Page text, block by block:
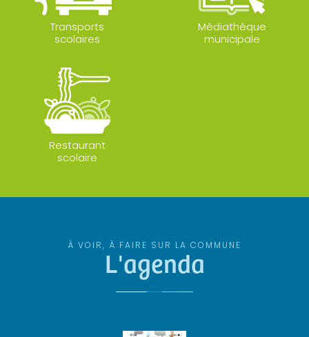
Transports
scolaires
Médiathèque
municipale
Restaurant
scolaire
À VOIR, À FAIRE SUR LA COMMUNE
L'agenda